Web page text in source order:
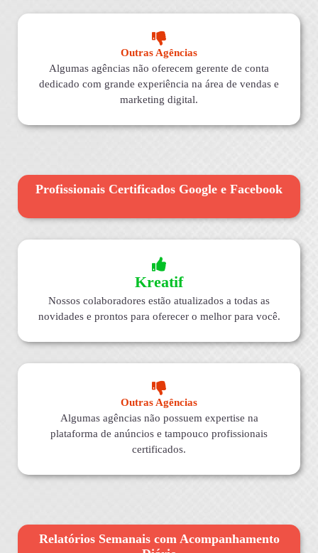
Outras Agências
Algumas agências não oferecem gerente de conta
dedicado com grande experiência na área de vendas e
marketing digital.
Profissionais Certificados Google e Facebook
Kreatif
Nossos colaboradores estão atualizados a todas as
novidades e prontos para oferecer o melhor para você.
Outras Agências
Algumas agências não possuem expertise na
plataforma de anúncios e tampouco profissionais
certificados.
Relatórios Semanais com Acompanhamento